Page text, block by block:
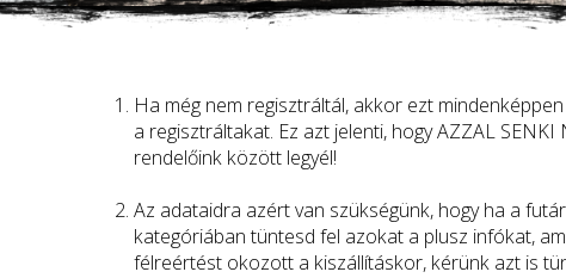
Ha még nem regisztráltál, akkor ezt
a regisztráltakat. Ez azt jelenti, hogy AZZAL
rendelőink között legyél!
Az adataidra azért van szükségünk, hogy ha a
kategóriában tüntesd fel azokat a plusz infókat,
félreértést okozott a kiszállításkor, kérünk azt is